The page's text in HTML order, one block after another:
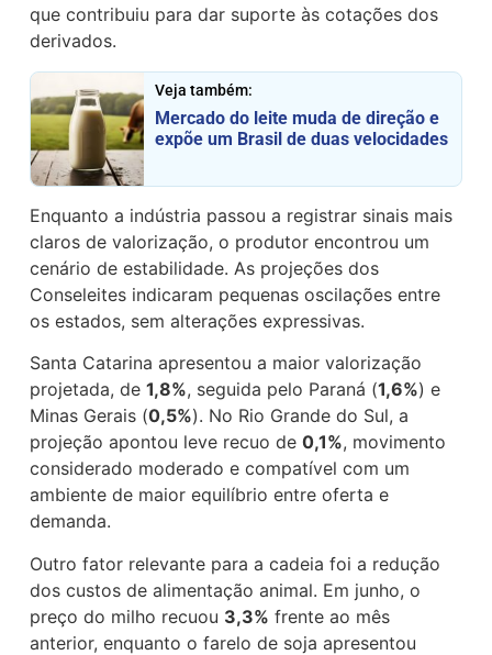
que contribuiu para dar suporte às cotações dos
derivados.
Veja também:
Mercado do leite muda de direção e
expõe um Brasil de duas velocidades
Enquanto a indústria passou a registrar sinais mais
claros de valorização, o produtor encontrou um
cenário de estabilidade. As projeções dos
Conseleites indicaram pequenas oscilações entre
os estados, sem alterações expressivas.
Santa Catarina apresentou a maior valorização
projetada, de1,8%, seguida pelo Paraná (1,6%) e
Minas Gerais (0,5%). No Rio Grande do Sul, a
projeção apontou leve recuo de0,1%, movimento
considerado moderado e compatível com um
ambiente de maior equilíbrio entre oferta e
demanda.
Outro fator relevante para a cadeia foi a redução
dos custos de alimentação animal. Em junho, o
preço do milho recuou 3,3% frente ao mês
anterior, enquanto o farelo de soja apresentou